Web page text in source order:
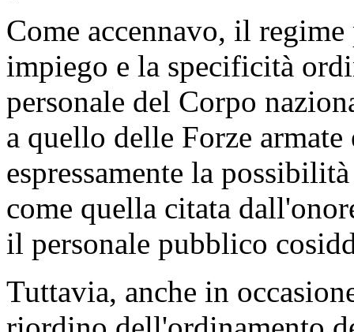
Come accennavo, il
impiego e la specificità
personale del Corpo
a quello delle Forze
espressamente la
come quella citata
il personale pubblico
Tuttavia, anche in